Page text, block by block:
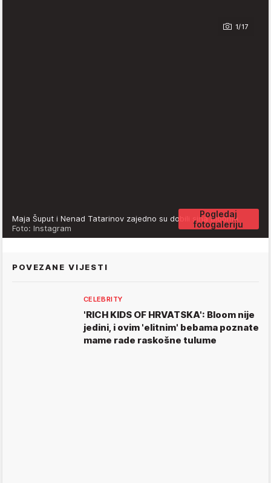
1/17
Pogledaj
fotogaleriju
Maja Šuput i Nenad Tatarinov zajedno su dobili sina Blooma
Foto: Instagram
POVEZANE VIJESTI
CELEBRITY
'RICH KIDS OF HRVATSKA': Bloom nije
jedini, i ovim 'elitnim' bebama poznate
mame rade raskošne tulume